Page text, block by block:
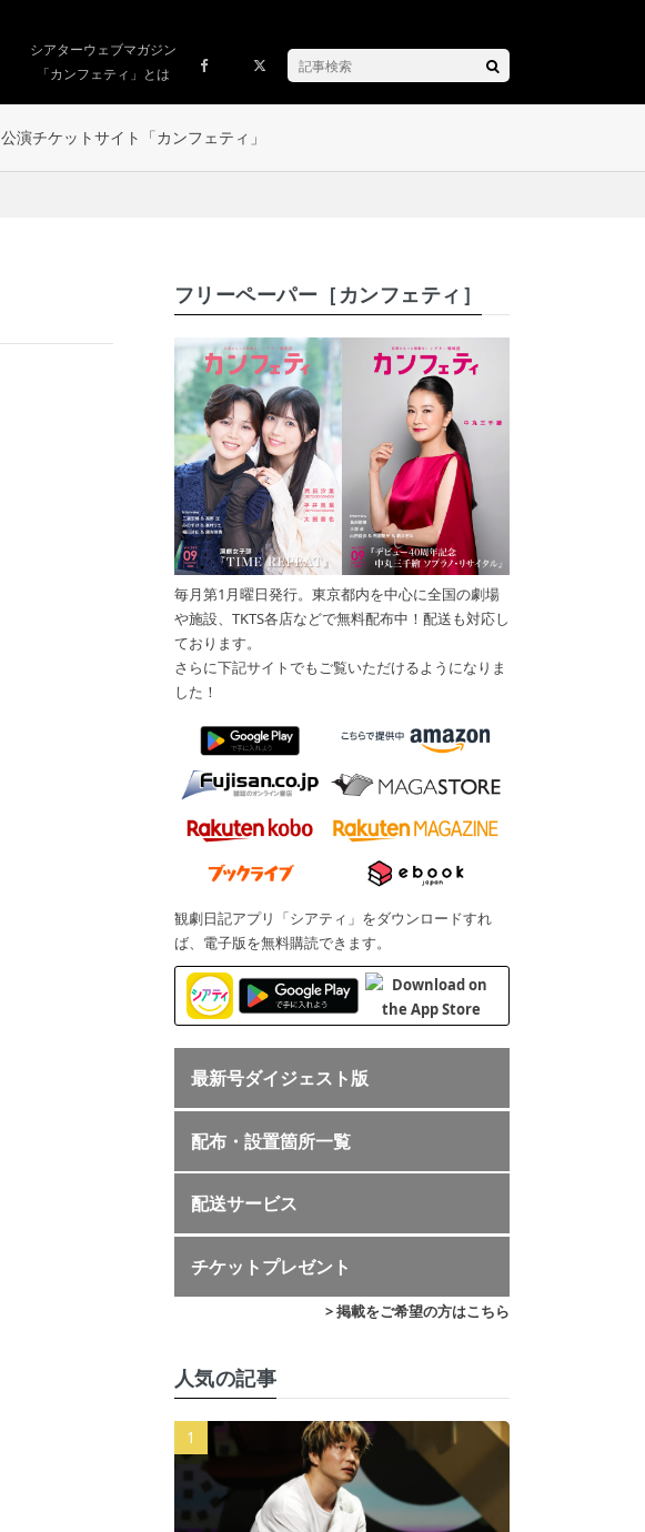
シアターウェブマガジン
「カンフェティ」とは
公演チケットサイト「カンフェティ」
フリーペーパー［カンフェティ］
毎月第1月曜日発行。東京都内を中心に全国の劇場
や施設、TKTS各店などで無料配布中！配送も対応し
ております。
さらに下記サイトでもご覧いただけるようになりま
した！
観劇日記アプリ「シアティ」をダウンロードすれ
ば、電子版を無料購読できます。
最新号ダイジェスト版
配布・設置箇所一覧
配送サービス
チケットプレゼント
> 掲載をご希望の方はこちら
人気の記事